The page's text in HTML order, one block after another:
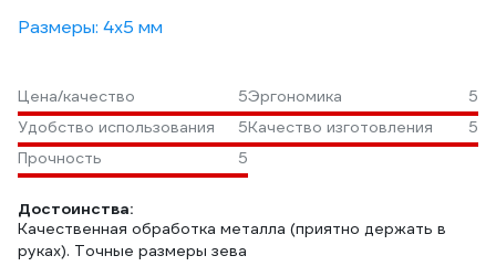
Размеры: 4х5 мм
Цена/качество 5Эргономика
5
Удобство использования
5Качество изготовления
5
Прочность
5
Достоинства:
Качественная обработка металла (приятно держать в
руках). Точные размеры зева